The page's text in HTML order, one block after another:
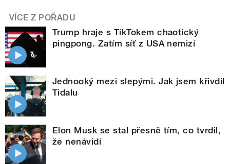
VÍCE Z POŘADU
Trump hraje s TikTokem chaotický
pingpong. Zatím síť z USA nemizí
Jednooký mezi slepými. Jak jsem křivdil
Tidalu
Elon Musk se stal přesně tím, co tvrdil,
že nenávidí